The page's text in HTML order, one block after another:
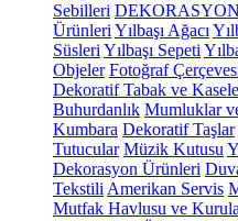
Sebilleri
Ürünleri Yılbaşı Ağacı
Süsleri Yılbaşı Sepeti
Objeler Fotoğraf
Dekoratif Tabak ve
Buhurdanlık Mumluklar
Kumbara Dekoratif Taşlar
Tutucular Müzik Kutusu
Dekorasyon Ürünleri
Tekstili Amerikan Servis
Mutfak Havlusu ve